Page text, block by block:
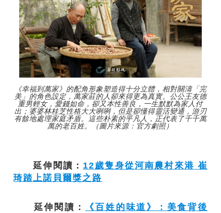
《幸福到萬家》的配角形象塑造得十分立體，相對關濤「完
美」的角色設定，萬家莊的人卻來得更為真實。公公王友德
重男輕女，愛錢如命，卻又本性善良，一生默默為家人付
出；婆婆林桂芝性格大大咧咧，但是卻懂得靈活變通，游刃
有餘地處理家庭矛盾。這些朴素的平凡人，正代表了千千萬
萬的老百姓。（圖片來源：官方劇照）
延伸閱讀： 12歲隻身從河南農村來港 崔
琦踏上諾貝爾獎之路
延伸閱讀：
《百姓的味道》：美食背後